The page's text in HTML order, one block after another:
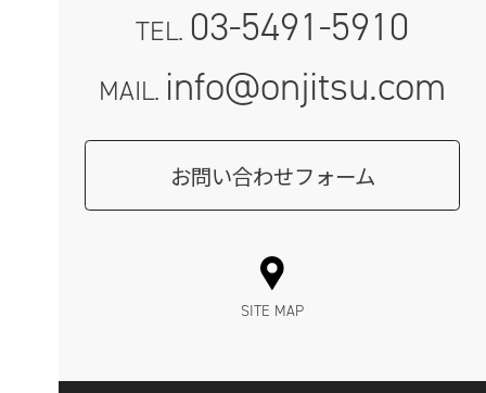
TEL. 03-5491-5910
MAIL. info@onjitsu.com
お問い合わせフォーム
SITE MAP